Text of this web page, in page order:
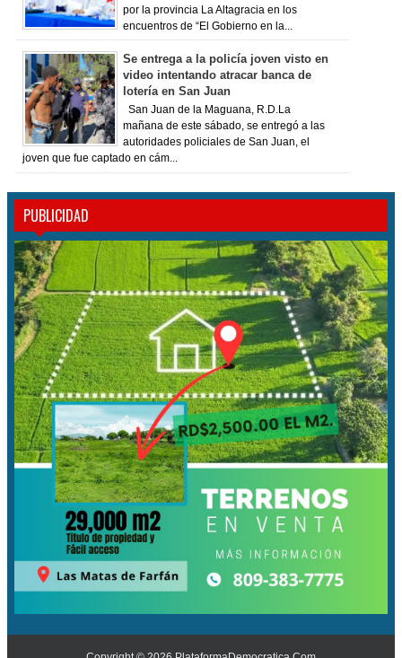
por la provincia La Altagracia en los
encuentros de “El Gobierno en la...
Se entrega a la policía joven visto en
video intentando atracar banca de
lotería en San Juan
San Juan de la Maguana, R.D.La
mañana de este sábado, se entregó a las
autoridades policiales de San Juan, el
joven que fue captado en cám...
PUBLICIDAD